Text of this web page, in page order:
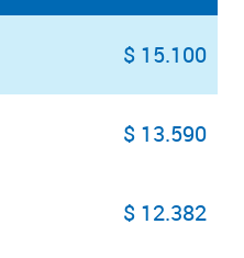
$ 15.100
$ 13.590
$ 12.382